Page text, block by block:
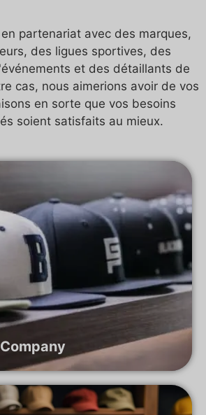
partenariat avec des marques,
des ligues sportives, des
et des détaillants de
cas, nous aimerions avoir de vos
en sorte que vos besoins
soient satisfaits au mieux.